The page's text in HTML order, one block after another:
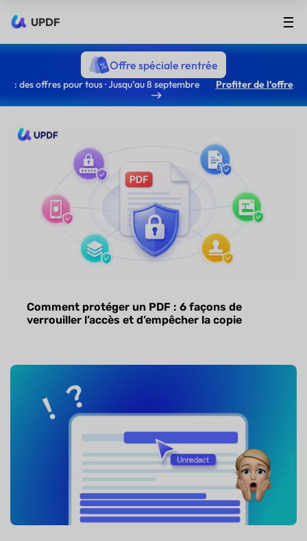
UPDF
Offre spéciale rentrée
: des offres pour tous · Jusqu’au 8 septembre Profiter de l’offre
Comment protéger un PDF : 6 façons de
verrouiller l’accès et d’empêcher la copie